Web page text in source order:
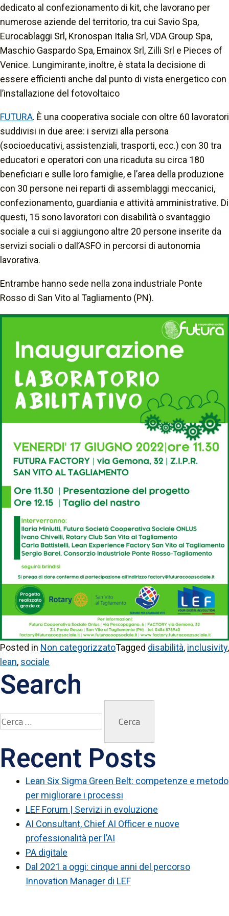
dedicato al confezionamento di kit, che lavorano per
numerose aziende del territorio, tra cui Savio Spa,
Eurocablaggi Srl, Kronospan Italia Srl, VDA Group Spa,
Maschio Gaspardo Spa, Emainox Srl, Zilli Srl e Pieces of
Venice. Lungimirante, inoltre, è stata la decisione di
essere efficienti anche dal punto di vista energetico con
l’installazione del fotovoltaico
FUTURA. È una cooperativa sociale con oltre 60 lavoratori
suddivisi in due aree: i servizi alla persona
(socioeducativi, assistenziali, trasporti, ecc.) con 30 tra
educatori e operatori con una ricaduta su circa 180
beneficiari e sulle loro famiglie, e l’area della produzione
con 30 persone nei reparti di assemblaggi meccanici,
confezionamento, guardiania e attività amministrative. Di
questi, 15 sono lavoratori con disabilità o svantaggio
sociale a cui si aggiungono altre 20 persone inserite da
servizi sociali o dall’ASFO in percorsi di autonomia
lavorativa.
Entrambe hanno sede nella zona industriale Ponte
Rosso di San Vito al Tagliamento (PN).
Posted in Non categorizzatoTagged disabilità, inclusivity,
lean, sociale
Search
Recent Posts
Lean Six Sigma Green Belt: competenze e metodo
per migliorare i processi
LEF Forum | Servizi in evoluzione
AI Consultant, Chief AI Officer e nuove
professionalità per l’AI
PA digitale
Dal 2021 a oggi: cinque anni del percorso
Innovation Manager di LEF